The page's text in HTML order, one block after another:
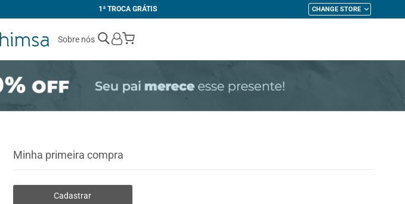
CHANGE STORE
Sobre nós
My Cart
Minha primeira compra
Cadastrar